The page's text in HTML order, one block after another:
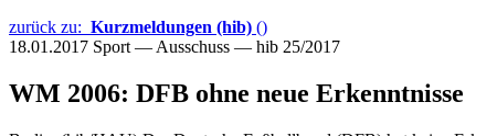
zurück zu: Kurzmeldungen (hib) ()
18.01.2017 Sport — Ausschuss — hib 25/2017
WM 2006: DFB ohne neue Erkenntnisse